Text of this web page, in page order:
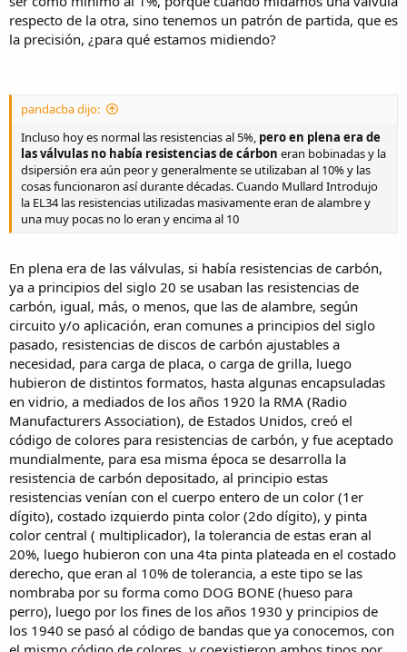
respecto de la otra, sino tenemos un patrón de partida, que es
la precisión, ¿para qué estamos midiendo?
pandacba dijo:
Incluso hoy es normal las resistencias al 5%, pero en plena era de
las válvulas no había resistencias de cárbon eran bobinadas y la
dsipersión era aún peor y generalmente se utilizaban al 10% y las
cosas funcionaron así durante décadas. Cuando Mullard Introdujo
la EL34 las resistencias utilizadas masivamente eran de alambre y
una muy pocas no lo eran y encima al 10
En plena era de las válvulas, si había resistencias de carbón,
ya a principios del siglo 20 se usaban las resistencias de
carbón, igual, más, o menos, que las de alambre, según
circuito y/o aplicación, eran comunes a principios del siglo
pasado, resistencias de discos de carbón ajustables a
necesidad, para carga de placa, o carga de grilla, luego
hubieron de distintos formatos, hasta algunas encapsuladas
en vidrio, a mediados de los años 1920 la RMA (Radio
Manufacturers Association), de Estados Unidos, creó el
código de colores para resistencias de carbón, y fue aceptado
mundialmente, para esa misma época se desarrolla la
resistencia de carbón depositado, al principio estas
resistencias venían con el cuerpo entero de un color (1er
dígito), costado izquierdo pinta color (2do dígito), y pinta
color central ( multiplicador), la tolerancia de estas eran al
20%, luego hubieron con una 4ta pinta plateada en el costado
derecho, que eran al 10% de tolerancia, a este tipo se las
nombraba por su forma como DOG BONE (hueso para
perro), luego por los fines de los años 1930 y principios de
los 1940 se pasó al código de bandas que ya conocemos, con